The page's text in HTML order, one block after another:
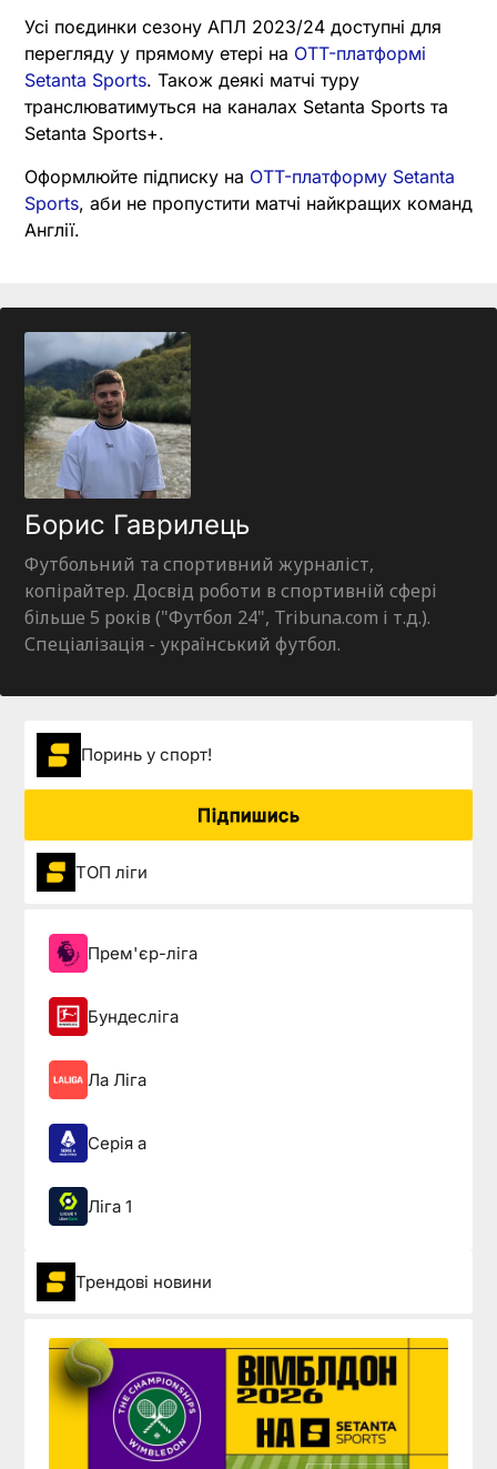
Усі поєдинки сезону АПЛ 2023/24 доступні для
перегляду у прямому етері на OTT-платформі
Setanta Sports. Також деякі матчі туру
транслюватимуться на каналах Setanta Sports та
Setanta Sports+.
Оформлюйте підписку на OTT-платформу Setanta
Sports, аби не пропустити матчі найкращих команд
Англії.
Борис Гаврилець
Футбольний та спортивний журналіст,
копірайтер. Досвід роботи в спортивній сфері
більше 5 років ("Футбол 24", Tribuna.com і т.д.).
Спеціалізація - український футбол.
Поринь у спорт!
Підпишись
ТОП ліги
Прем'єр-ліга
Бундесліга
Ла Ліга
Серія а
Ліга 1
Трендові новини